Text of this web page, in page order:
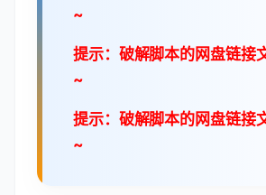
~
提示：破解脚本的网盘链接
~
提示：破解脚本的网盘链接
~